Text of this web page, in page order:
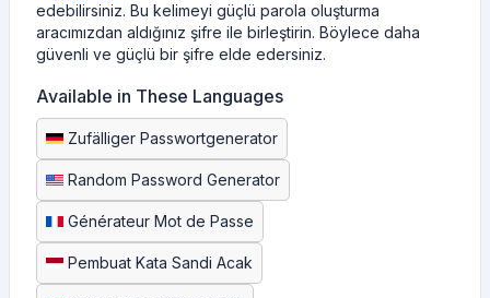
edebilirsiniz. Bu kelimeyi güçlü parola oluşturma
aracımızdan aldığınız şifre ile birleştirin. Böylece daha
güvenli ve güçlü bir şifre elde edersiniz.
Available in These Languages
Zufälliger Passwortgenerator
Random Password Generator
Générateur Mot de Passe
Pembuat Kata Sandi Acak